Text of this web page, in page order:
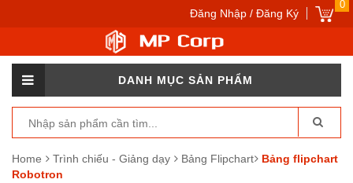
0
Đăng Nhập / Đăng Ký
DANH MỤC SẢN PHẨM
Home Trình chiếu - Giảng dạy Bảng Flipchart
Bảng flipchart
Robotron